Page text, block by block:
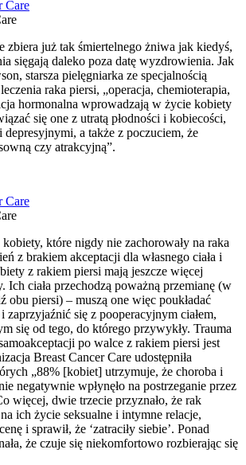
zbiera już tak śmiertelnego żniwa jak kiedyś,
sięgają daleko poza datę wyzdrowienia. Jak
starsza pielęgniarka ze specjalnością
raka piersi, „operacja, chemioterapia,
hormonalna wprowadzają w życie kobiety
się one z utratą płodności i kobiecości,
depresyjnymi, a także z poczuciem, że
czy atrakcyjną”.
które nigdy nie zachorowały na raka
z brakiem akceptacji dla własnego ciała i
z rakiem piersi mają jeszcze więcej
Ich ciała przechodzą poważną przemianę (w
obu piersi) – muszą one więc poukładać
zaprzyjaźnić się z pooperacyjnym ciałem,
się od tego, do którego przywykły. Trauma
po walce z rakiem piersi jest
Breast Cancer Care udostępniła
„88% [kobiet] utrzymuje, że choroba i
negatywnie wpłynęło na postrzeganie przez
więcej, dwie trzecie przyznało, że rak
ich życie seksualne i intymne relacje,
i sprawił, że ‘zatraciły siebie’. Ponad
że czuje się niekomfortowo rozbierając się